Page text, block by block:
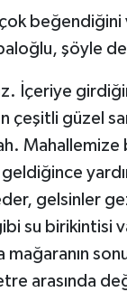
şöyle
İçeriye
çeşitli güzel
Mahallemize
gelsinler
su birikintisi
arasında